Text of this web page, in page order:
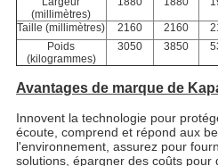
(millimètres)
Taille (millimètres) 2160 2160
Poids
(kilogrammes)
3050 3850
Avantages de marque de
Innovent la technologie pour
écoute, comprend et répond aux
l'environnement, assurez pour
solutions, épargner des coûts pour